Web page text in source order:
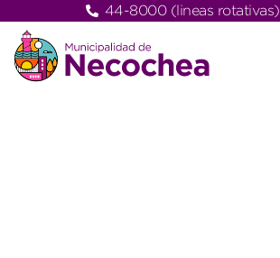
44-8000 (lineas rotativas)